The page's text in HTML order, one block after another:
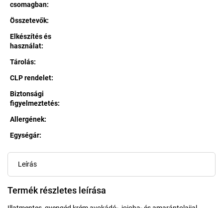
csomagban:
Összetevők:
Elkészítés és
használat:
Tárolás:
CLP rendelet:
Biztonsági
figyelmeztetés:
Allergének:
Egységár:
Leírás
Termék részletes leírása